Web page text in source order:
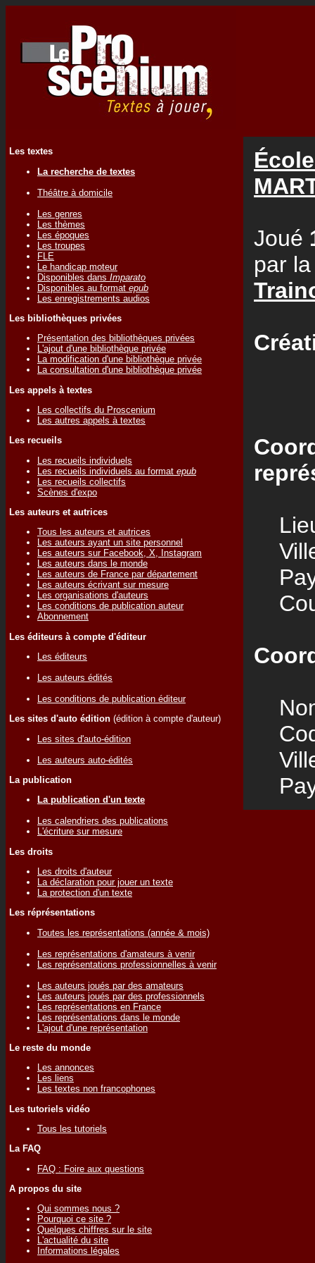
Les textes
La recherche de textes
Théâtre à domicile
Les genres
Les thèmes
Les époques
Les troupes
FLE
Le handicap moteur
Disponibles dans Imparato
Disponibles au format epub
Les enregistrements audios
Les bibliothèques privées
Présentation des bibliothèques privées
L'ajout d'une bibliothèque privée
La modification d'une bibliothèque privée
La consultation d'une bibliothèque privée
Les appels à textes
Les collectifs du Proscenium
Les autres appels à textes
Les recueils
Les recueils individuels
Les recueils individuels au format epub
Les recueils collectifs
Scènes d'expo
Les auteurs et autrices
Tous les auteurs et autrices
Les auteurs ayant un site personnel
Les auteurs sur Facebook, X, Instagram
Les auteurs dans le monde
Les auteurs de France par département
Les auteurs écrivant sur mesure
Les organisations d'auteurs
Les conditions de publication auteur
Abonnement
Les éditeurs à compte d'éditeur
Les éditeurs
Les auteurs édités
Les conditions de publication éditeur
Les sites d'auto édition (édition à compte d'auteur)
Les sites d'auto-édition
Les auteurs auto-édités
La publication
La publication d'un texte
Les calendriers des publications
L'écriture sur mesure
Les droits
Les droits d'auteur
La déclaration pour jouer un texte
La protection d'un texte
Les réprésentations
Toutes les représentations (année & mois)
Les représentations d'amateurs à venir
Les représentations professionnelles à venir
Les auteurs joués par des amateurs
Les auteurs joués par des professionnels
Les représentations en France
Les représentations dans le monde
L'ajout d'une représentation
Le reste du monde
Les annonces
Les liens
Les textes non francophones
Les tutoriels vidéo
Tous les tutoriels
La FAQ
FAQ : Foire aux questions
A propos du site
Qui sommes nous ?
Pourquoi ce site ?
Quelques chiffres sur le site
L'actualité du site
Informations légales
Joué
par